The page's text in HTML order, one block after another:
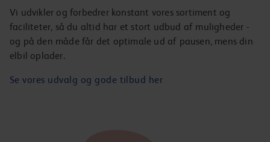
Vi udvikler og forbedrer konstant vores sortiment og
faciliteter, så du altid har et stort udbud af muligheder -
og på den måde får det optimale ud af pausen, mens din
elbil oplader.
Se vores udvalg og gode tilbud her